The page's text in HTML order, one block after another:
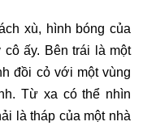
xù, hình bóng của
ấy. Bên trái là một
đồi cỏ với một vùng
Từ xa có thể nhìn
là tháp của một nhà